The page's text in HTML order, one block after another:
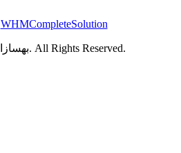
WHMCompleteSolution
Copyright © 2026 بهسازان هاست. All Rights Reserved.